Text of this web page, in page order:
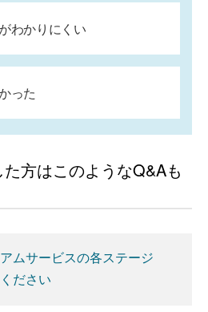
わかりにくい
った
方はこのようなQ&Aも
ムサービスの各ステージ
ださい